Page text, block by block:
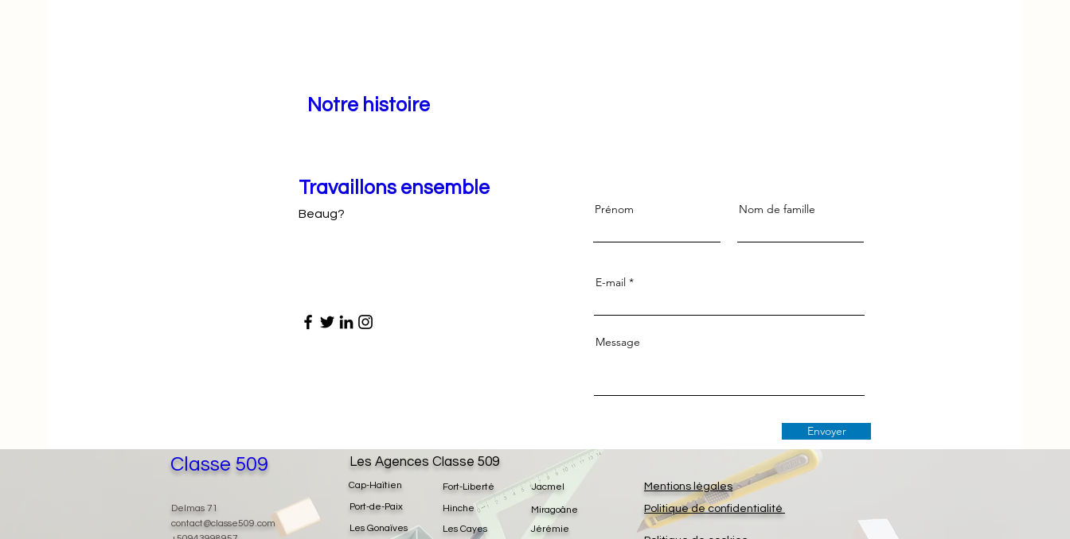
Notre histoire
Travaillons ensemble
Beaug? Prénom Nom de famille
E-mail
Message
Envoyer
Classe 509
Delmas 71
contact@classe509.com
Fort-Liberté
Hinche
Les Cayes
Jacmel
Jérémie
Miragoâne
Les Agences Classe 509
Cap-Haïtien
Port-de-Paix
Les Gonaïves
Mentions légales
Politique de confidentialité